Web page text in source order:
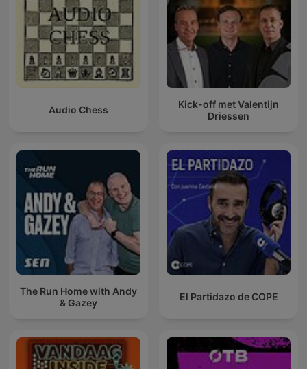
Audio Chess
Kick-off met Valentijn
Driessen
The Run Home with Andy
& Gazey
El Partidazo de COPE